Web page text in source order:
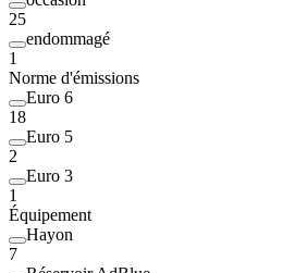
25
endommagé
1
Norme d'émissions
Euro 6
18
Euro 5
2
Euro 3
1
Équipement
Hayon
7